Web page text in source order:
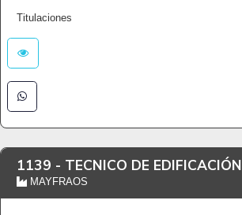
Titulaciones
1139 - TECNICO DE EDIFICACIÓN
MAYFRAOS